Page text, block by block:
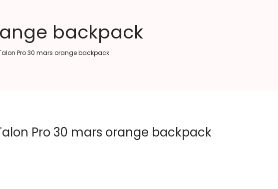
backpack
Pro 30 mars orange backpack
Pro 30 mars orange backpack